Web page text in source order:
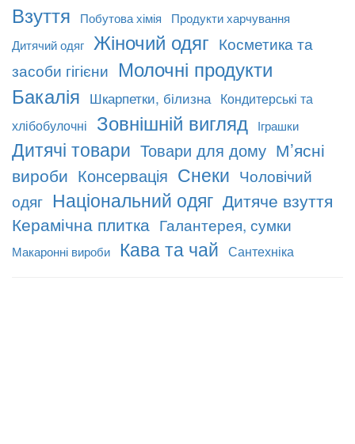
Взуття Побутова хімія
Продукти харчування
Дитячий одяг Жіночий одяг Косметика та
засоби гігієни Молочні продукти
Бакалія Шкарпетки, білизна Кондитерські та
хлібобулочні
Зовнішній вигляд Іграшки
Дитячі товари Товари для дому М’ясні
вироби Консервація Снеки Чоловічий
одяг Національний одяг Дитяче взуття
Керамічна плитка Галантерея, сумки
Макаронні вироби Кава та чай Сантехніка